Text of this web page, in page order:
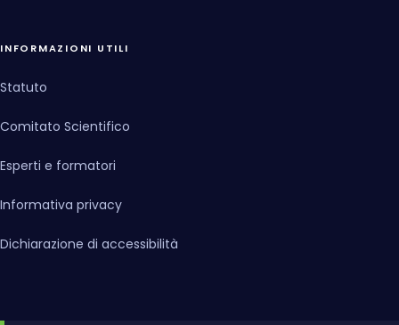
INFORMAZIONI UTILI
Statuto
Comitato Scientifico
Esperti e formatori
Informativa privacy
Dichiarazione di accessibilità